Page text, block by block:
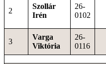
2
Szollár
Irén
26-
0102
3
Varga
Viktória
26-
0116